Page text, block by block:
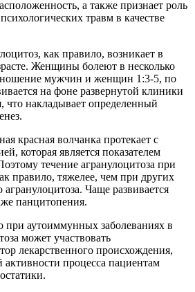
а также признает роль
травм в качестве
как правило, возникает в
Женщины болеют в несколько
мужчин и женщин 1:3-5, по
на фоне развернутой клиники
что накладывает определенный
красная волчанка протекает с
которая является показателем
течение агранулоцитоза при
правило, тяжелее, чем при других
Чаще развивается
панцитопения.
при аутоиммунных заболеваниях в
может участвовать
лекарственного происхождения,
процесса пациентам